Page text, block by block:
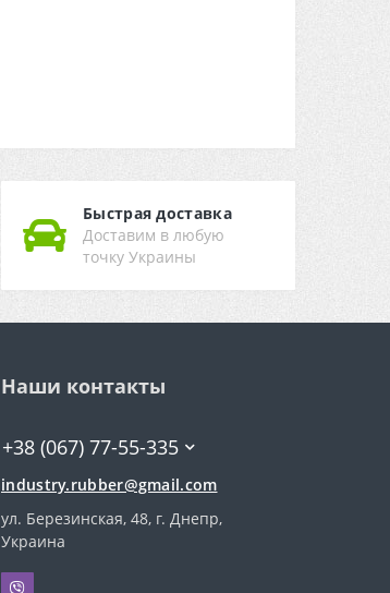
Быстрая доставка
Доставим в любую
точку Украины
Наши контакты
+38 (067) 77-55-335
industry.rubber@gmail.com
ул. Березинская, 48, г. Днепр,
Украина